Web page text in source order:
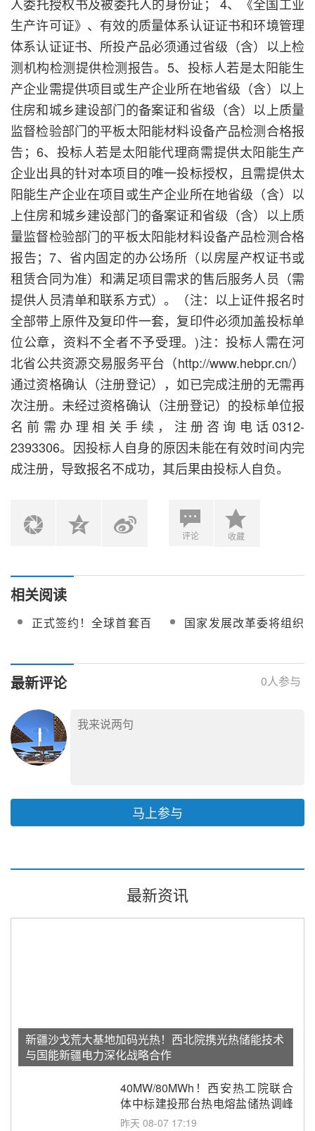
人委托授权书及被委托人的身份证； 4、《全国工业
生产许可证》、有效的质量体系认证证书和环境管理
体系认证证书、所投产品必须通过省级（含）以上检
测机构检测提供检测报告。5、投标人若是太阳能生
产企业需提供项目或生产企业所在地省级（含）以上
住房和城乡建设部门的备案证和省级（含）以上质量
监督检验部门的平板太阳能材料设备产品检测合格报
告；6、投标人若是太阳能代理商需提供太阳能生产
企业出具的针对本项目的唯一投标授权，且需提供太
阳能生产企业在项目或生产企业所在地省级（含）以
上住房和城乡建设部门的备案证和省级（含）以上质
量监督检验部门的平板太阳能材料设备产品检测合格
报告；7、省内固定的办公场所（以房屋产权证书或
租赁合同为准）和满足项目需求的售后服务人员（需
提供人员清单和联系方式）。（注：以上证件报名时
全部带上原件及复印件一套，复印件必须加盖投标单
位公章，资料不全者不予受理。)注：投标人需在河
北省公共资源交易服务平台（http://www.hebpr.cn/）
通过资格确认（注册登记），如已完成注册的无需再
次注册。未经过资格确认（注册登记）的投标单位报
名前需办理相关手续，注册咨询电话0312-
2393306。因投标人自身的原因未能在有效时间内完
成注册，导致报名不成功，其后果由投标人自负。
评论 收藏
相关阅读
正式签约！全球首套百
国家发展改革委将组织
最新评论 0人参与
马上参与
最新资讯
新疆沙戈荒大基地加码光热！西北院携光热储能技术
与国能新疆电力深化战略合作
40MW/80MWh！西安热工院联合
体中标建投邢台热电熔盐储热调峰
调频改造EPC项目
昨天 08-07 17:19